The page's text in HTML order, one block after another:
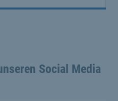
Social Media